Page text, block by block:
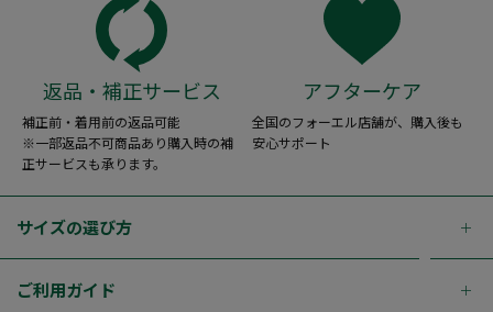
返品・補正サービス
補正前・着用前の返品可能
※一部返品不可商品あり購入時の補
正サービスも承ります。
アフターケア
全国のフォーエル店舗が、購入後も
安心サポート
サイズの選び方
ご利用ガイド